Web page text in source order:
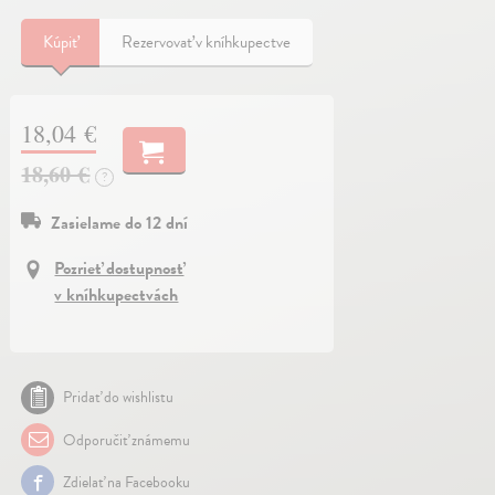
Kúpiť Rezervovať v kníhkupectve
18,04 €
18,60 €
?
Zasielame do 12 dní
Pozrieť dostupnosť
v kníhkupectvách
Pridať do wishlistu
Odporučiť známemu
Zdielať na Facebooku